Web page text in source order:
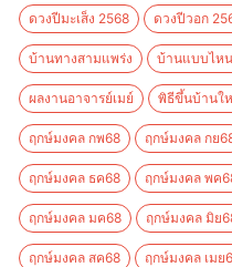
ดวงปีมะเส็ง 2568 ดวงปีวอก
บ้านทางสามแพร่ง บ้านแบบไห
ผลงานอาจารย์เมย์ พิธีขึ้นบ้านใ
ฤกษ์มงคล กพ68 ฤกษ์มงคล กย
ฤกษ์มงคล ธค68 ฤกษ์มงคล พค
ฤกษ์มงคล มค68 ฤกษ์มงคล มิย
ฤกษ์มงคล สค68 ฤกษ์มงคล เมย